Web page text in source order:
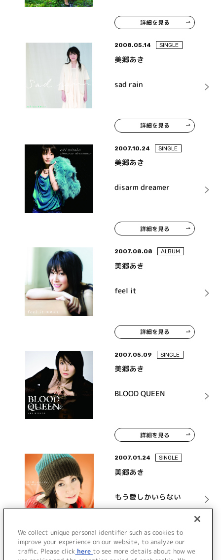
詳細を見る
2008.05.14 SINGLE
美郷あき
sad rain
詳細を見る
2007.10.24 SINGLE
美郷あき
disarm dreamer
詳細を見る
2007.08.08 ALBUM
美郷あき
feel it
詳細を見る
2007.05.09 SINGLE
美郷あき
BLOOD QUEEN
詳細を見る
2007.01.24 SINGLE
美郷あき
もう愛しかいらない
詳細を見る
We collect unique personal identifier such as cookies to
improve your experience on our website, to analyze our
traffic. Please click here to see more details about how we